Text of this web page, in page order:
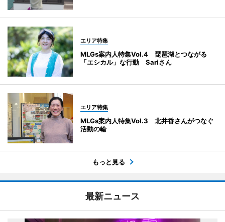
エリア特集
MLGs案内人特集Vol.4 琵琶湖とつながる
「エシカル」な行動 Sariさん
エリア特集
MLGs案内人特集Vol.3 北井香さんがつなぐ
活動の輪
もっと見る
最新ニュース